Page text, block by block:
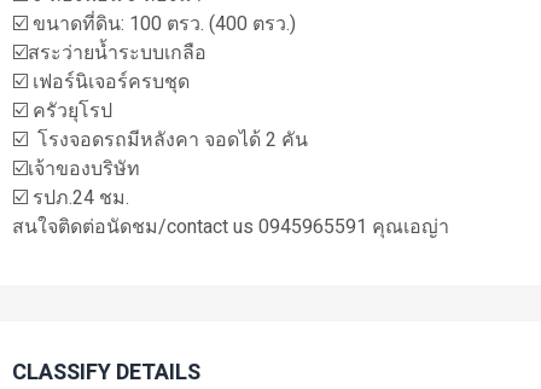
☑️ ขนาดที่ดิน: 100 ตรว. (400 ตรว.)
☑️สระว่ายน้ำระบบเกลือ
☑️ เฟอร์นิเจอร์ครบชุด
☑️ ครัวยุโรป
☑️ โรงจอดรถมีหลังคา จอดได้ 2 คัน
☑️เจ้าของบริษัท
☑️ รปภ.24 ชม.
สนใจติดต่อนัดชม/contact us 0945965591 คุณเอญ่า
CLASSIFY DETAILS